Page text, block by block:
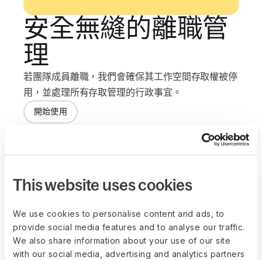
This website uses cookies
We use cookies to personalise content and ads, to
provide social media features and to analyse our traffic.
We also share information about your use of our site
with our social media, advertising and analytics partners
安全無縫的離職管
理
若團隊成員離職，我們會確保其工作空間存取權被停
用，並處理所有存取管理的行政事宜。
開始使用
FAQs
Deel Workspaces 如何協助減少人力
資源行政工作？